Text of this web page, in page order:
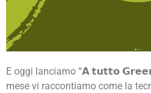
E oggi lanciamo “𝗔 𝘁𝘂𝘁𝘁𝗼
mese vi raccontiamo come la